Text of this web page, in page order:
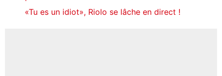
«Tu es un idiot», Riolo se lâche en direct !